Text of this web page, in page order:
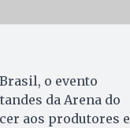
o evento
da Arena do
aos produtores e